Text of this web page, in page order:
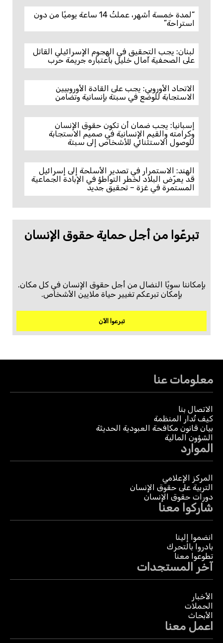
“لمدة خمسة أشهر، عملتُ 14 ساعة يوميًا من دون
استراحة”
لبنان: يجب التحقيق في الهجوم الإسرائيلي القاتل
على الصحفية آمال خليل باعتباره جريمة حرب
الاتحاد الأوروبي: يجب على القادة الأوروبيين
الاستجابة للوضع في سبتة بإنسانية وتضامن
إسبانيا: يجب ضمان أن تكون حقوق الإنسان
وكرامته والقيم الإنسانية في صميم الاستجابة
للوصول الاستثنائي للأشخاص إلى سبتة
الهند: الاستمرار في تصدير الأسلحة إلى إسرائيل
قد يعرّض البلاد لخطر التواطؤ في الإبادة الجماعية
المستمرة في غزة – تحقيق جديد
تبرعّوا من أجل حماية حقوق الإنسان
بإمكاننا سويًا النضال من أجل حقوق الإنسان في كل مكان.
بإمكان تبرعكم تغيير حياة ملايين الأشخاص.
تبرعوا الآن
معلومات عنا
الاتصال بنا
كيف تُدار المنظمة
بيان قانون مكافحة العبودية الحديثة
الشؤون المالية
الموارد
المركز الإعلامي
التربية على حقوق الإنسان
دورات حقوق الإنسان
شاركوا معنا
انضموا إلينا
بادروا بالتحرك
تطوعوا معنا
آخر المستجدات
الأخبار
الحملات
الأبحاث
اعمل معنا